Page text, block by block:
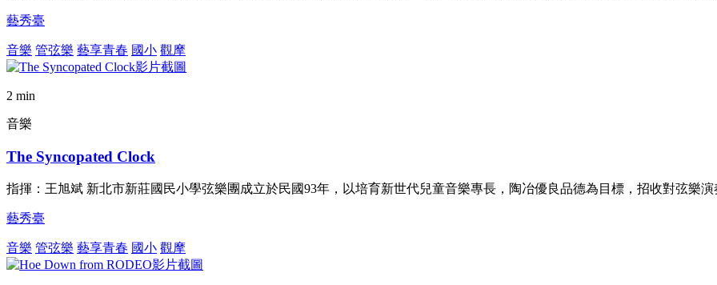
藝秀臺
音樂 管弦樂 藝享青春 國小 觀摩
2 min
音樂
The Syncopated Clock
指揮：王旭斌 新北市新莊國民小學弦樂團成立於民國93年，以培育新世代兒童音樂專長，陶冶優良品德為目標，招收對弦
藝秀臺
音樂 管弦樂 藝享青春 國小 觀摩